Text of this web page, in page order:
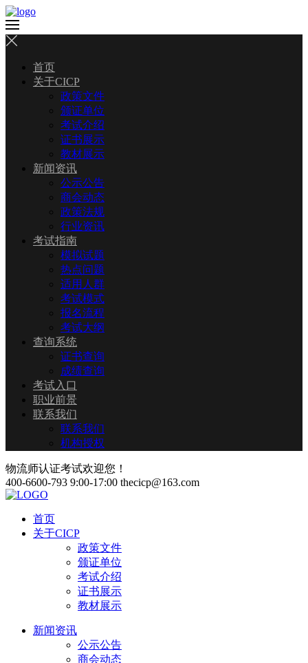
首页
关于CICP
政策文件
颁证单位
考试介绍
证书展示
教材展示
新闻资讯
公示公告
商会动态
政策法规
行业资讯
考试指南
模拟试题
热点问题
适用人群
考试模式
报名流程
考试大纲
查询系统
证书查询
成绩查询
考试入口
职业前景
联系我们
联系我们
机构授权
物流师认证考试欢迎您！
400-6600-793 9:00-17:00 thecicp@163.com
首页
关于CICP
政策文件
颁证单位
考试介绍
证书展示
教材展示
新闻资讯
公示公告
商会动态